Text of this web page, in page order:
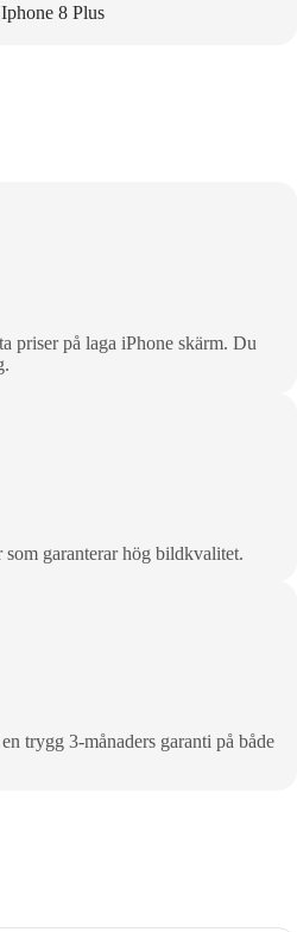
8 Plus
priser på laga iPhone skärm. Du
som garanterar hög bildkvalitet.
trygg 3‑månaders garanti på både